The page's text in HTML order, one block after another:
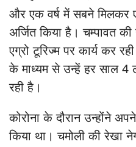
और एक वर्ष में सबने मिलकर
अर्जित किया है। चम्पावत
एग्रो टूरिज्म पर कार्य कर
के माध्यम से उन्हें हर साल 4
रही है।
कोरोना के दौरान उन्होंने
किया था। चमोली की रेखा